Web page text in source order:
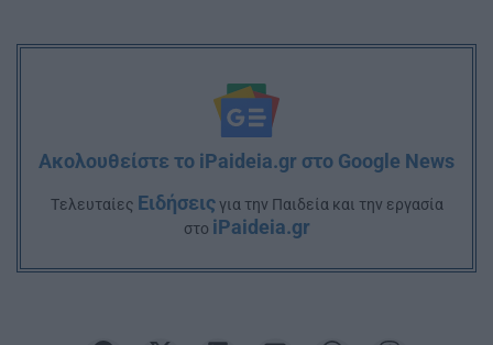
Ακολουθείστε το iPaideia.gr στο Google News
Tελευταίες Ειδήσειςγια την Παιδεία και την εργασία
στο iPaideia.gr